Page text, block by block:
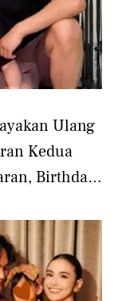
Ulang
Kedua
Birthday